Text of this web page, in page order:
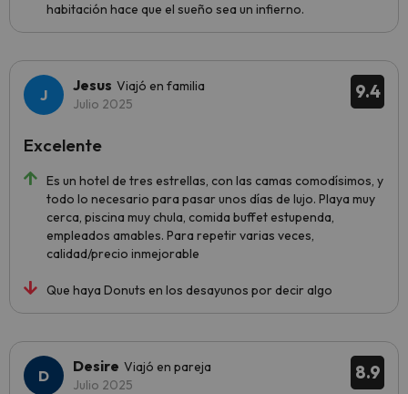
habitación hace que el sueño sea un infierno.
9.4
Jesus Viajó en familia
Julio 2025
Es un hotel de tres estrellas, con las camas comodísimos, y
todo lo necesario para pasar unos días de lujo. Playa muy
cerca, piscina muy chula, comida buffet estupenda,
empleados amables. Para repetir varias veces,
calidad/precio inmejorable
Que haya Donuts en los desayunos por decir algo
Excelente
8.9
Desire Viajó en pareja
Julio 2025